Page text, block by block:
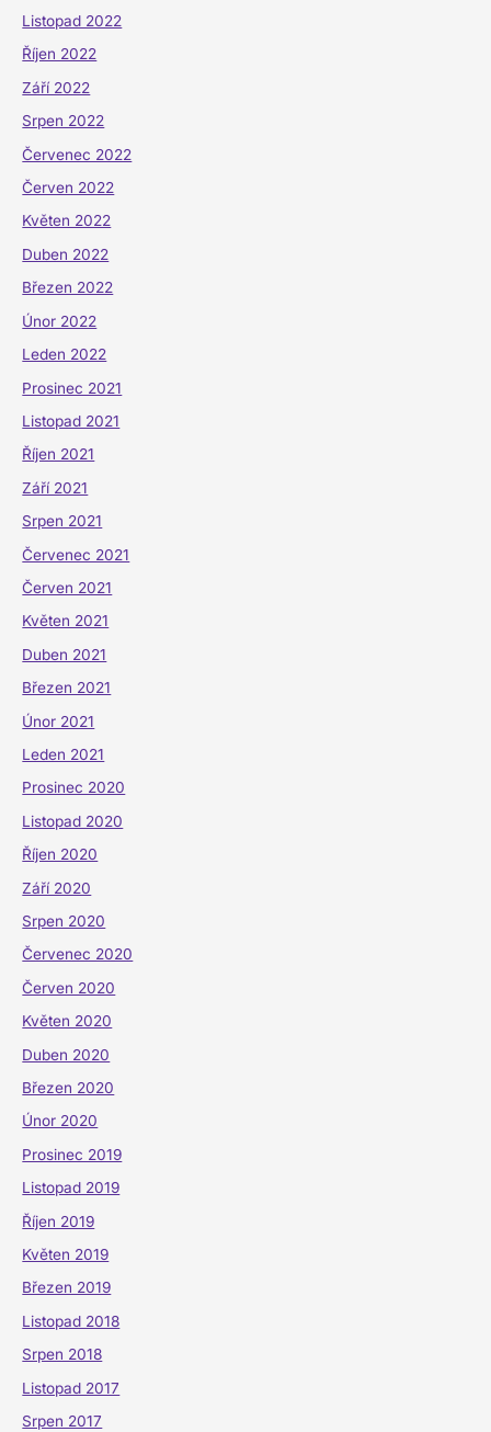
Listopad 2022
Říjen 2022
Září 2022
Srpen 2022
Červenec 2022
Červen 2022
Květen 2022
Duben 2022
Březen 2022
Únor 2022
Leden 2022
Prosinec 2021
Listopad 2021
Říjen 2021
Září 2021
Srpen 2021
Červenec 2021
Červen 2021
Květen 2021
Duben 2021
Březen 2021
Únor 2021
Leden 2021
Prosinec 2020
Listopad 2020
Říjen 2020
Září 2020
Srpen 2020
Červenec 2020
Červen 2020
Květen 2020
Duben 2020
Březen 2020
Únor 2020
Prosinec 2019
Listopad 2019
Říjen 2019
Květen 2019
Březen 2019
Listopad 2018
Srpen 2018
Listopad 2017
Srpen 2017